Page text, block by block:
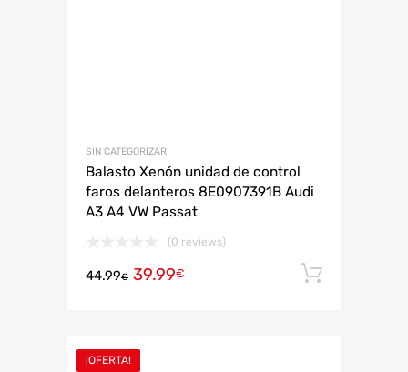
SIN CATEGORIZAR
Balasto Xenón unidad de control
faros delanteros 8E0907391B Audi
A3 A4 VW Passat
(0 reviews)
44.99€ 39.99€
¡OFERTA!